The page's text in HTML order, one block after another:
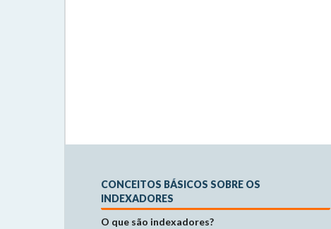
CONCEITOS BÁSICOS SOBRE OS
INDEXADORES
O que são indexadores?